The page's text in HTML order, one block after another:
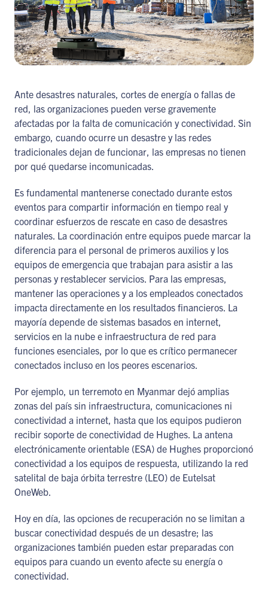
Ante desastres naturales, cortes de energía o fallas de
red, las organizaciones pueden verse gravemente
afectadas por la falta de comunicación y conectividad. Sin
embargo, cuando ocurre un desastre y las redes
tradicionales dejan de funcionar, las empresas no tienen
por qué quedarse incomunicadas.
Es fundamental mantenerse conectado durante estos
eventos para compartir información en tiempo real y
coordinar esfuerzos de rescate en caso de desastres
naturales. La coordinación entre equipos puede marcar la
diferencia para el personal de primeros auxilios y los
equipos de emergencia que trabajan para asistir a las
personas y restablecer servicios. Para las empresas,
mantener las operaciones y a los empleados conectados
impacta directamente en los resultados financieros. La
mayoría depende de sistemas basados en internet,
servicios en la nube e infraestructura de red para
funciones esenciales, por lo que es crítico permanecer
conectados incluso en los peores escenarios.
Por ejemplo, un terremoto en Myanmar dejó amplias
zonas del país sin infraestructura, comunicaciones ni
conectividad a internet, hasta que los equipos pudieron
recibir soporte de conectividad de Hughes. La antena
electrónicamente orientable (ESA) de Hughes proporcionó
conectividad a los equipos de respuesta, utilizando la red
satelital de baja órbita terrestre (LEO) de Eutelsat
OneWeb.
Hoy en día, las opciones de recuperación no se limitan a
buscar conectividad después de un desastre; las
organizaciones también pueden estar preparadas con
equipos para cuando un evento afecte su energía o
conectividad.